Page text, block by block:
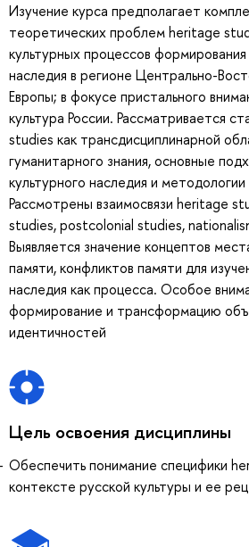
Изучение курса предполагает
теоретических проблем heritage
культурных процессов
наследия в регионе Центрально-
Европы; в фокусе пристального
культура России. Рассматривается
studies как трансдисциплинарной
гуманитарного знания, основные
культурного наследия и методологии
Рассмотрены взаимосвязи heritage
studies, postcolonial studies,
Выявляется значение концептов
памяти, конфликтов памяти для
наследия как процесса. Особое
формирование и трансформацию
идентичностей
Цель освоения дисциплины
Обеспечить понимание специфики
контексте русской культуры и ее